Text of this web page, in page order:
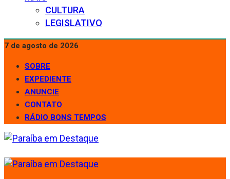
CULTURA
LEGISLATIVO
7 de agosto de 2026
SOBRE
EXPEDIENTE
ANUNCIE
CONTATO
RÁDIO BONS TEMPOS